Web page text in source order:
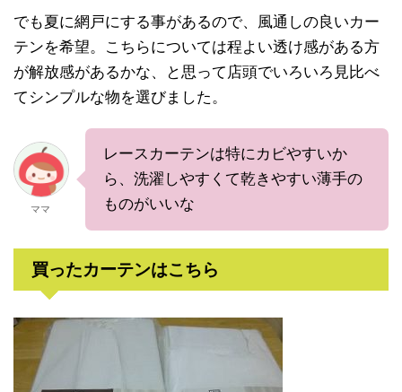
でも夏に網戸にする事があるので、風通しの良いカー
テンを希望。こちらについては程よい透け感がある方
が解放感があるかな、と思って店頭でいろいろ見比べ
てシンプルな物を選びました。
ママ
レースカーテンは特にカビやすいか
ら、洗濯しやすくて乾きやすい薄手の
ものがいいな
買ったカーテンはこちら